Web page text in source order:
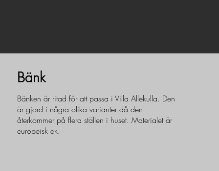
Bänk
Bänken är ritad för att passa i Villa Allekulla. Den
är gjord i några olika varianter då den
återkommer på flera ställen i huset. Materialet är
europeisk ek.